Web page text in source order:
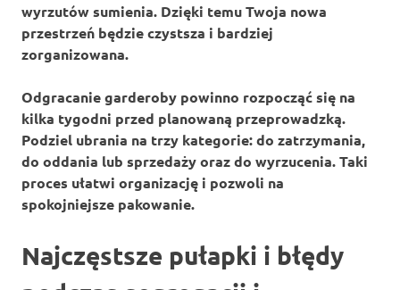
wyrzutów sumienia. Dzięki temu Twoja nowa
przestrzeń będzie czystsza i bardziej
zorganizowana.
Odgracanie garderoby powinno rozpocząć się na
kilka tygodni przed planowaną przeprowadzką.
Podziel ubrania na trzy kategorie: do zatrzymania,
do oddania lub sprzedaży oraz do wyrzucenia. Taki
proces ułatwi organizację i pozwoli na
spokojniejsze pakowanie.
Najczęstsze pułapki i błędy